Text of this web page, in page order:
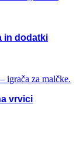
in dodatki
vrvici